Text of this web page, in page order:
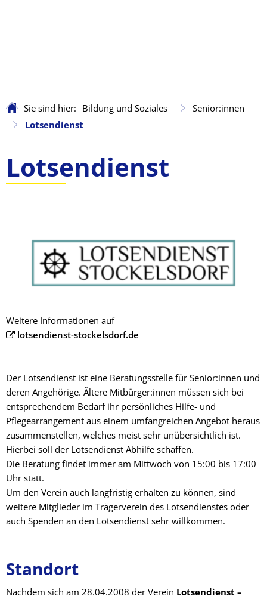
Sie sind hier: Bildung und Soziales
Senior:innen
Lotsendienst
Lotsendienst
Lotsendienst
Weitere Informationen auf
lotsendienst-stockelsdorf.de
Der Lotsendienst ist eine Beratungsstelle für Senior:innen und
deren Angehörige. Ältere Mitbürger:innen müssen sich bei
entsprechendem Bedarf ihr persönliches Hilfe- und
Pflegearrangement aus einem umfangreichen Angebot heraus
zusammenstellen, welches meist sehr unübersichtlich ist.
Hierbei soll der Lotsendienst Abhilfe schaffen.
Die Beratung findet immer am Mittwoch von 15:00 bis 17:00
Uhr statt.
Um den Verein auch langfristig erhalten zu können, sind
weitere Mitglieder im Trägerverein des Lotsendienstes oder
auch Spenden an den Lotsendienst sehr willkommen.
Standort
Nachdem sich am 28.04.2008 der Verein Lotsendienst –